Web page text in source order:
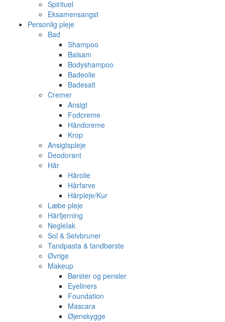
Spirituel
Eksamensangst
Personlig pleje
Bad
Shampoo
Balsam
Bodyshampoo
Badeolie
Badesalt
Cremer
Ansigt
Fodcreme
Håndcreme
Krop
Ansigtspleje
Deodorant
Hår
Hårolie
Hårfarve
Hårpleje/Kur
Læbe pleje
Hårfjerning
Neglelak
Sol & Selvbruner
Tandpasta & tandbørste
Øvrige
Makeup
Børster og pensler
Eyeliners
Foundation
Mascara
Øjenskygge